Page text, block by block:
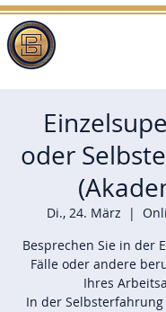
oder
Di., 24. März
  |
Besprechen Sie in der
Fälle oder andere
Ihres
In der